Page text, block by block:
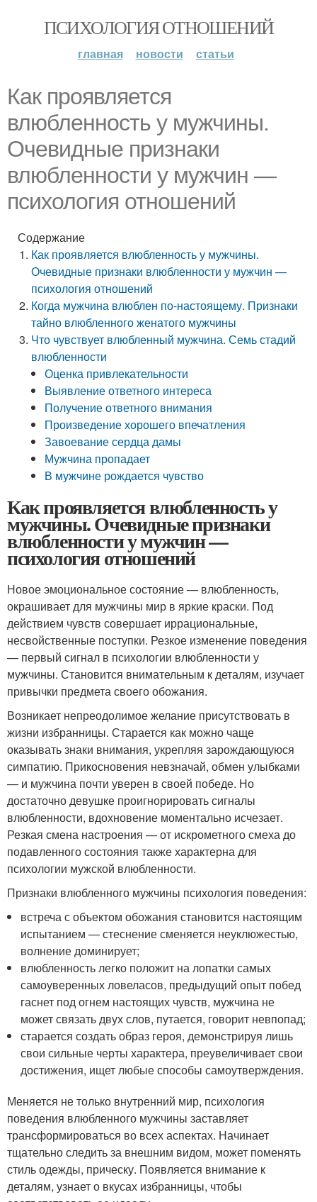
ПСИХОЛОГИЯ ОТНОШЕНИЙ
главная новости статьи
Как проявляется
влюбленность у мужчины.
Очевидные признаки
влюбленности у мужчин —
психология отношений
Содержание
Как проявляется влюбленность у мужчины.
Очевидные признаки влюбленности у мужчин —
психология отношений
Когда мужчина влюблен по-настоящему. Признаки
тайно влюбленного женатого мужчины
Что чувствует влюбленный мужчина. Семь стадий
влюбленности
Оценка привлекательности
Выявление ответного интереса
Получение ответного внимания
Произведение хорошего впечатления
Завоевание сердца дамы
Мужчина пропадает
В мужчине рождается чувство
Как проявляется влюбленность у
мужчины. Очевидные признаки
влюбленности у мужчин —
психология отношений
Новое эмоциональное состояние — влюбленность,
окрашивает для мужчины мир в яркие краски. Под
действием чувств совершает иррациональные,
несвойственные поступки. Резкое изменение поведения
— первый сигнал в психологии влюбленности у
мужчины. Становится внимательным к деталям, изучает
привычки предмета своего обожания.
Возникает непреодолимое желание присутствовать в
жизни избранницы. Старается как можно чаще
оказывать знаки внимания, укрепляя зарождающуюся
симпатию. Прикосновения невзначай, обмен улыбками
— и мужчина почти уверен в своей победе. Но
достаточно девушке проигнорировать сигналы
влюбленности, вдохновение моментально исчезает.
Резкая смена настроения — от искрометного смеха до
подавленного состояния также характерна для
психологии мужской влюбленности.
Признаки влюбленного мужчины психология поведения:
встреча с объектом обожания становится настоящим
испытанием — стеснение сменяется неуклюжестью,
волнение доминирует;
влюбленность легко положит на лопатки самых
самоуверенных ловеласов, предыдущий опыт побед
гаснет под огнем настоящих чувств, мужчина не
может связать двух слов, путается, говорит невпопад;
старается создать образ героя, демонстрируя лишь
свои сильные черты характера, преувеличивает свои
достижения, ищет любые способы самоутверждения.
Меняется не только внутренний мир, психология
поведения влюбленного мужчины заставляет
трансформироваться во всех аспектах. Начинает
тщательно следить за внешним видом, может поменять
стиль одежды, прическу. Появляется внимание к
деталям, узнает о вкусах избранницы, чтобы